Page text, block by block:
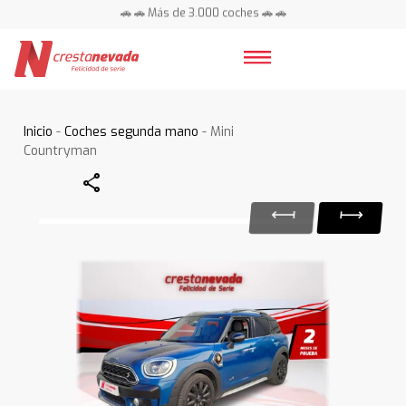
🚗 🚗 Más de 3.000 coches 🚗 🚗
Inicio -Coches segunda mano - Mini
Countryman
Share